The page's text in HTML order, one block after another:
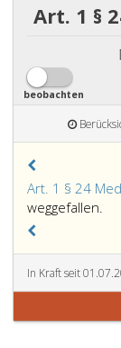
Art. 1 §
beobachten
Art. 1 § 24
weggefallen.
In Kraft seit